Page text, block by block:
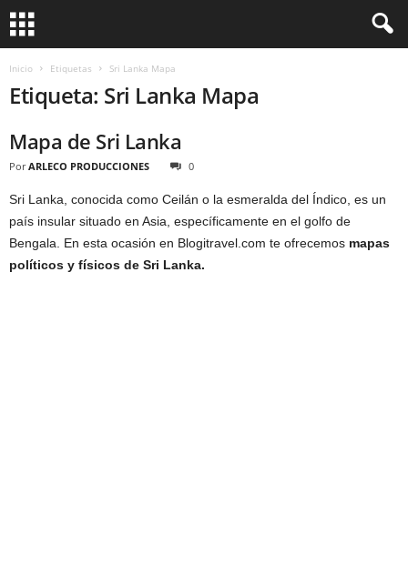
Inicio Etiquetas Sri Lanka Mapa
Etiqueta: Sri Lanka Mapa
Mapa de Sri Lanka
Por ARLECO PRODUCCIONES 0
Sri Lanka, conocida como Ceilán o la esmeralda del Índico, es un
país insular situado en Asia, específicamente en el golfo de
Bengala. En esta ocasión en Blogitravel.com te ofrecemos mapas
políticos y físicos de Sri Lanka.